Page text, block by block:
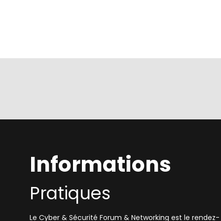
Informations
Pratiques
Le Cyber & Sécurité Forum & Networking est le rendez-